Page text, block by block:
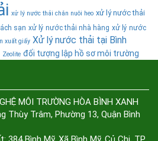
xử lý nước thải chăn nuôi heo xử lý nước thải
sạn xử lý nước thải nhà hàng xử lý nước
xuất giấy Xử lý nước thải tại Bình
Zeolite đối tượng lập hồ sơ môi trường
MÔI TRƯỜNG HÒA BÌNH XANH
Thùy Trâm, Phường 13, Quận Bình